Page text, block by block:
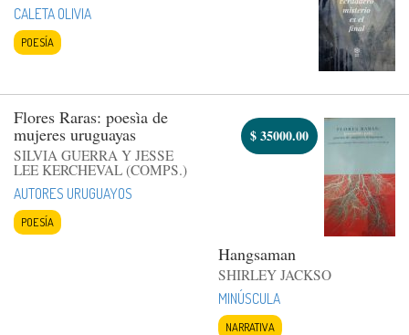
CALETA OLIVIA
POESÍA
Flores Raras: poesìa de
mujeres uruguayas
SILVIA GUERRA Y JESSE
LEE KERCHEVAL (COMPS.)
AUTORES URUGUAYOS
POESÍA
$35000.00
Hangsaman
SHIRLEY JACKSO
MINÚSCULA
NARRATIVA